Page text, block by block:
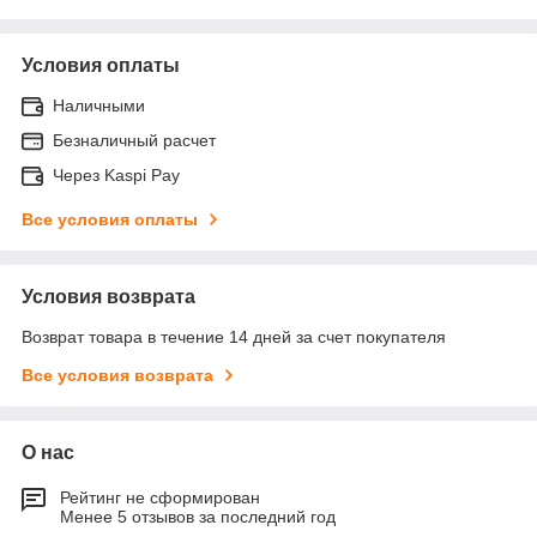
Условия оплаты
Наличными
Безналичный расчет
Через Kaspi Pay
Все условия оплаты
Условия возврата
Возврат товара в течение 14 дней за счет покупателя
Все условия возврата
О нас
Рейтинг не сформирован
Менее 5 отзывов за последний год